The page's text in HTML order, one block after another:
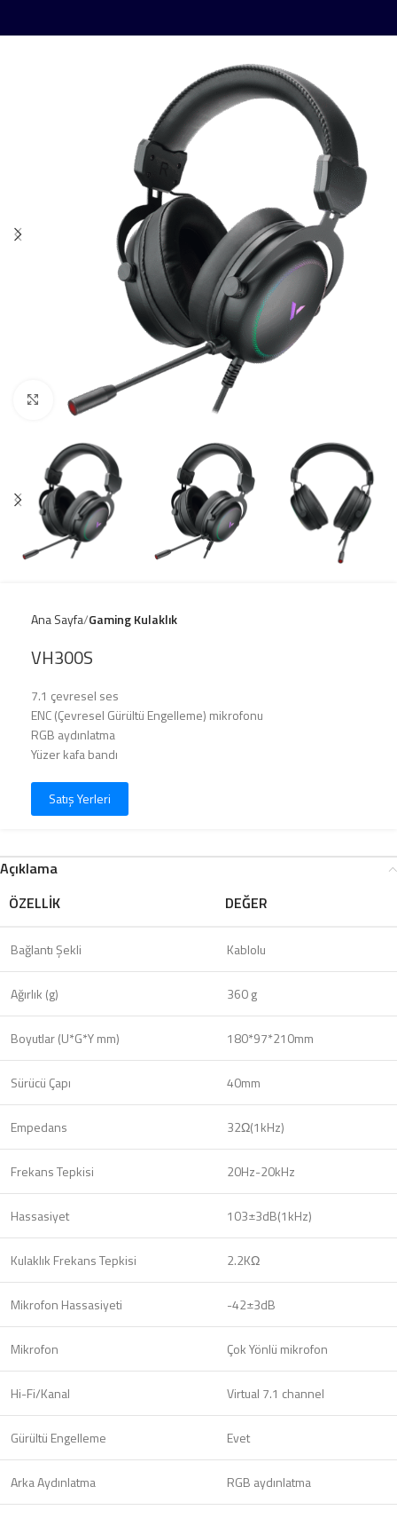
Click to enlarge
Ana Sayfa Gaming Kulaklık
VH300S
7.1 çevresel ses
ENC (Çevresel Gürültü Engelleme) mikrofonu
RGB aydınlatma
Yüzer kafa bandı
Satış Yerleri
Açıklama
ÖZELLIK
DEĞER
Bağlantı Şekli Kablolu
Ağırlık (g) 360 g
Boyutlar (U*G*Y mm) 180*97*210mm
Sürücü Çapı 40mm
Empedans 32Ω(1kHz)
Frekans Tepkisi 20Hz-20kHz
Hassasiyet 103±3dB(1kHz)
Kulaklık Frekans Tepkisi 2.2KΩ
Mikrofon Hassasiyeti -42±3dB
Mikrofon Çok Yönlü mikrofon
Hi-Fi/Kanal Virtual 7.1 channel
Gürültü Engelleme Evet
Arka Aydınlatma RGB aydınlatma